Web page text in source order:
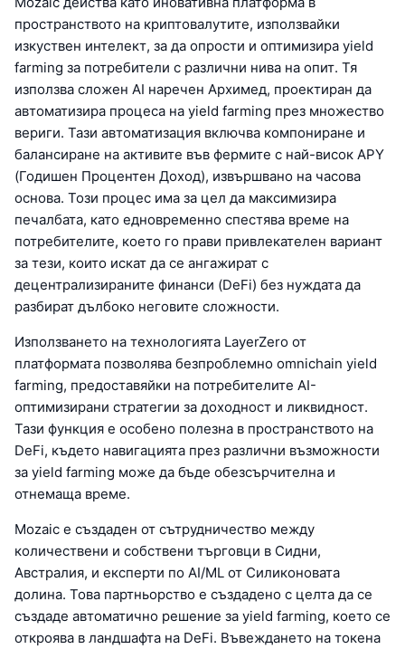
пространството на криптовалутите, използвайки
изкуствен интелект, за да опрости и оптимизира yield
farming за потребители с различни нива на опит. Тя
използва сложен AI наречен Архимед, проектиран да
автоматизира процеса на yield farming през множество
вериги. Тази автоматизация включва компониране и
балансиране на активите във фермите с най-висок APY
(Годишен Процентен Доход), извършвано на часова
основа. Този процес има за цел да максимизира
печалбата, като едновременно спестява време на
потребителите, което го прави привлекателен вариант
за тези, които искат да се ангажират с
децентрализираните финанси (DeFi) без нуждата да
разбират дълбоко неговите сложности.
Използването на технологията LayerZero от
платформата позволява безпроблемно omnichain yield
farming, предоставяйки на потребителите AI-
оптимизирани стратегии за доходност и ликвидност.
Тази функция е особено полезна в пространството на
DeFi, където навигацията през различни възможности
за yield farming може да бъде обезсърчителна и
отнемаща време.
Mozaic е създаден от сътрудничество между
количествени и собствени търговци в Сидни,
Австралия, и експерти по AI/ML от Силиконовата
долина. Това партньорство е създадено с целта да се
създаде автоматично решение за yield farming, което се
откроява в ландшафта на DeFi. Въвеждането на токена